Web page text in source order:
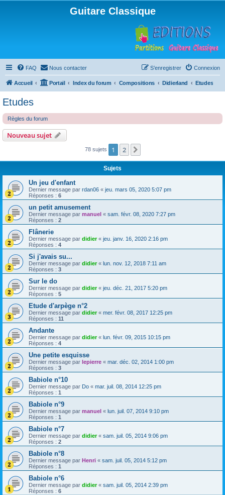
Guitare Classique
FAQ Nous contacter Connexion
S’enregistrer
Accueil Portail Index du forum Compositions Didierland Etudes
Etudes
Règles du forum
Nouveau sujet
78 sujets 1 2
Sujets
Un jeu d'enfant
Dernier message par rdan06 « jeu. mars 05, 2020 5:07 pm
Réponses : 6
un petit amusement
Dernier message par manuel « sam. févr. 08, 2020 7:27 pm
Réponses : 2
Flânerie
Dernier message par didier« jeu. janv. 16, 2020 2:16 pm
Réponses : 4
Si j'avais su...
Dernier message par didier« lun. nov. 12, 2018 7:11 am
Réponses : 3
Sur le do
Dernier message par didier« jeu. déc. 21, 2017 5:20 pm
Réponses : 5
Etude d'arpège n°2
Dernier message par didier« mer. févr. 08, 2017 12:25 pm
Réponses : 11
Andante
Dernier message par didier« lun. févr. 09, 2015 10:15 pm
Réponses : 4
Une petite esquisse
Dernier message par lepierre « mar. déc. 02, 2014 1:00 pm
Réponses : 3
Babiole n°10
Dernier message par Do « mar. juil. 08, 2014 12:25 pm
Réponses : 1
Babiole n°9
Dernier message par manuel « lun. juil. 07, 2014 9:10 pm
Réponses : 1
Babiole n°7
Dernier message par didier« sam. juil. 05, 2014 9:06 pm
Réponses : 2
Babiole n°8
Dernier message par Henri « sam. juil. 05, 2014 5:12 pm
Réponses : 1
Babiole n°6
Dernier message par didier« sam. juil. 05, 2014 2:39 pm
Réponses : 6